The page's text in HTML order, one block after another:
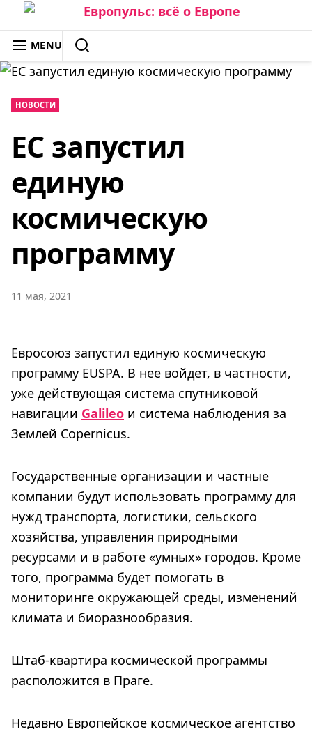
Skip
to
content
ЕВРОПУЛЬС: ВСЁ О ЕВРОПЕ
MENU
SEARCH
НОВОСТИ
ЕС запустил
единую
космическую
программу
11 мая, 2021
Евросоюз запустил единую космическую
программу EUSPA. В нее войдет, в частности,
уже действующая система спутниковой
навигации Galileo и система наблюдения за
Землей Copernicus.
Государственные организации и частные
компании будут использовать программу для
нужд транспорта, логистики, сельского
хозяйства, управления природными
ресурсами и в работе «умных» городов. Кроме
того, программа будет помогать в
мониторинге окружающей среды, изменений
климата и биоразнообразия.
Штаб-квартира космической программы
расположится в Праге.
Недавно Европейское космическое агентство